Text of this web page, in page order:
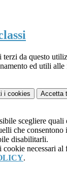
terzi da questo
ed utili
i cookies Accetta
scegliere
che
disabilitarli.
cookie necessari
.